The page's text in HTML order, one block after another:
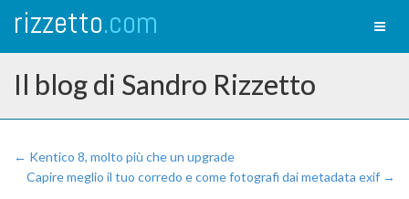
rizzetto.com
Il blog di Sandro Rizzetto
← Kentico 8, molto più che un upgrade
Capire meglio il tuo corredo e come fotografi dai metadata exif →